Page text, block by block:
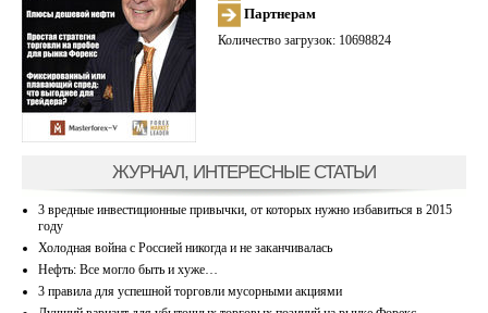
Партнерам
Количество загрузок: 10698824
ЖУРНАЛ, ИНТЕРЕСНЫЕ СТАТЬИ
3 вредные инвестиционные привычки, от которых нужно избавиться в 2015
году
Холодная война с Россией никогда и не заканчивалась
Нефть: Все могло быть и хуже…
3 правила для успешной торговли мусорными акциями